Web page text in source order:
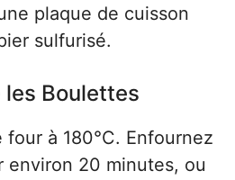
plaque de cuisson
sulfurisé.
les Boulettes
à 180°C. Enfournez
environ 20 minutes, ou